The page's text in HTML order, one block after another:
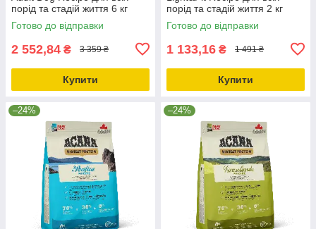
порід та стадій життя 6 кг
(a52560)
Готово до відправки
2 552,84 ₴ 3 359 ₴
Купити
порід та стадій життя 2 кг
(a51220)
Готово до відправки
1 133,16 ₴ 1 491 ₴
Купити
–24% –24%